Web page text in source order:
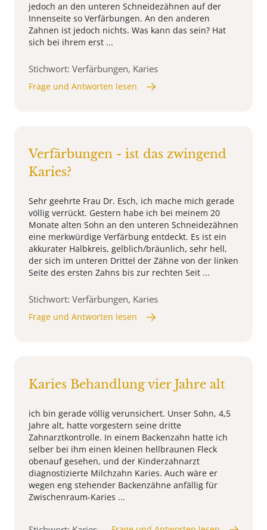
jedoch an den unteren Schneidezähnen auf der
Innenseite so Verfärbungen. An den anderen
Zahnen ist jedoch nichts. Was kann das sein? Hat
sich bei ihrem erst ...
Stichwort: Verfärbungen, Karies
Frage und Antworten lesen
Verfärbungen - ist das zwingend
Karies?
Sehr geehrte Frau Dr. Esch, ich mache mich gerade
völlig verrückt. Gestern habe ich bei meinem 20
Monate alten Sohn an den unteren Schneidezähnen
eine merkwürdige Verfärbung entdeckt. Es ist ein
akkurater Halbkreis, gelblich/bräunlich, sehr hell,
der sich im unteren Drittel der Zähne von der linken
Seite des ersten Zahns bis zur rechten Seit ...
Stichwort: Verfärbungen, Karies
Frage und Antworten lesen
Karies Behandlung vier Jahre alt
ich bin gerade völlig verunsichert. Unser Sohn, 4,5
Jahre alt, hatte vorgestern seine dritte
Zahnarztkontrolle. In einem Backenzahn hatte ich
selber bei ihm einen kleinen hellbraunen Fleck
obenauf gesehen, und der Kinderzahnarzt
diagnostizierte Milchzahn Karies. Auch wäre er
wegen eng stehender Backenzähne anfällig für
Zwischenraum-Karies ...